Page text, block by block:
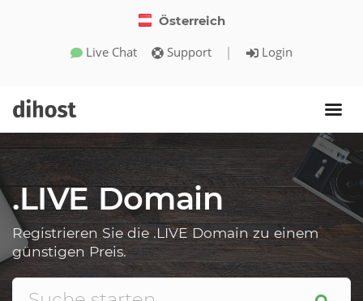
Österreich
Live Chat Support | Login
.LIVE Domain
Registrieren Sie die .LIVE Domain zu einem
günstigen Preis.